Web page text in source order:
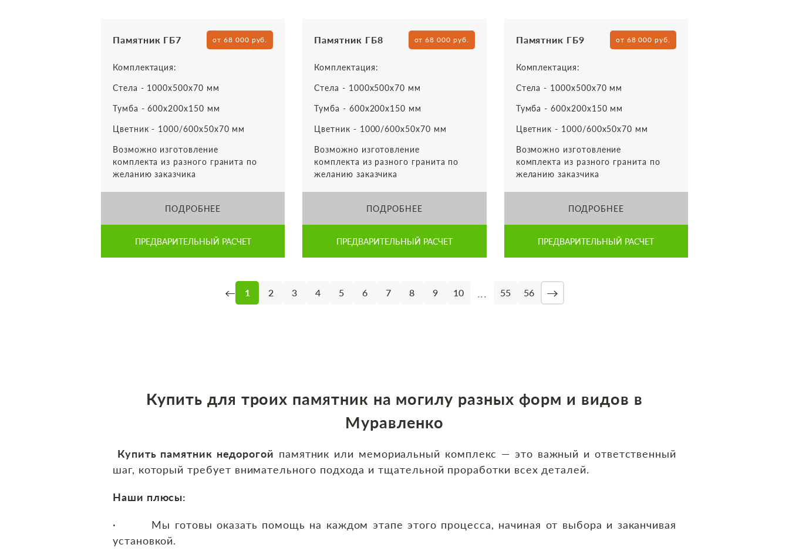
Памятник ГБ7 от 68 000 руб.
Комплектация:
Стела - 1000х500х70 мм
Тумба - 600х200х150 мм
Цветник - 1000/600х50х70 мм
Возможно изготовление
комплекта из разного гранита по
желанию заказчика
ПОДРОБНЕЕ
ПРЕДВАРИТЕЛЬНЫЙ РАСЧЕТ
Памятник ГБ8 от 68 000 руб.
Комплектация:
Стела - 1000х500х70 мм
Тумба - 600х200х150 мм
Цветник - 1000/600х50х70 мм
Возможно изготовление
комплекта из разного гранита по
желанию заказчика
ПОДРОБНЕЕ
ПРЕДВАРИТЕЛЬНЫЙ РАСЧЕТ
Памятник ГБ9 от 68 000 руб.
Комплектация:
Стела - 1000х500х70 мм
Тумба - 600х200х150 мм
Цветник - 1000/600х50х70 мм
Возможно изготовление
комплекта из разного гранита по
желанию заказчика
ПОДРОБНЕЕ
ПРЕДВАРИТЕЛЬНЫЙ РАСЧЕТ
← 1 2 3 4 5 6 7 8 9 10 ... 55 56 →
Купить для троих памятник на могилу разных форм и видов в
Муравленко
Купить памятник недорогой памятник или мемориальный комплекс — это важный и ответственный
шаг, который требует внимательного подхода и тщательной проработки всех деталей.
Наши плюсы:
· Мы готовы оказать помощь на каждом этапе этого процесса, начиная от выбора и заканчивая
установкой.